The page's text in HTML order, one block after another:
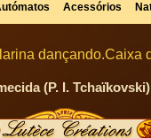
Acessórios
dançando.Caixa
(P. I.